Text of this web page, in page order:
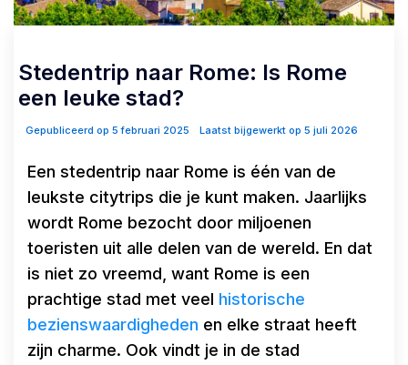
Stedentrip naar Rome: Is Rome
een leuke stad?
Gepubliceerd op 5 februari 2025 Laatst bijgewerkt op 5 juli 2026
Een stedentrip naar Rome is één van de
leukste citytrips die je kunt maken. Jaarlijks
wordt Rome bezocht door miljoenen
toeristen uit alle delen van de wereld. En dat
is niet zo vreemd, want Rome is een
prachtige stad met veel historische
bezienswaardigheden en elke straat heeft
zijn charme. Ook vindt je in de stad